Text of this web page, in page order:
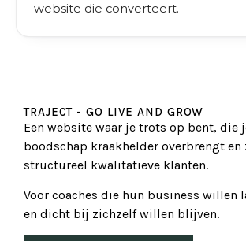
website die converteert.
TRAJECT - GO LIVE AND GROW
Een website waar je trots op bent, die
boodschap kraakhelder overbrengt
structureel kwalitatieve klanten.
Voor coaches die hun business willen
en dicht bij zichzelf willen blijven.